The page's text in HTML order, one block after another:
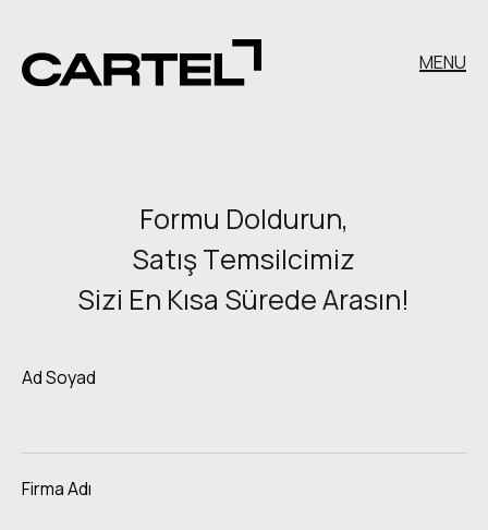
MENU
Formu Doldurun,
Satış Temsilcimiz
Sizi En Kısa Sürede Arasın!
Ad Soyad
Firma Adı